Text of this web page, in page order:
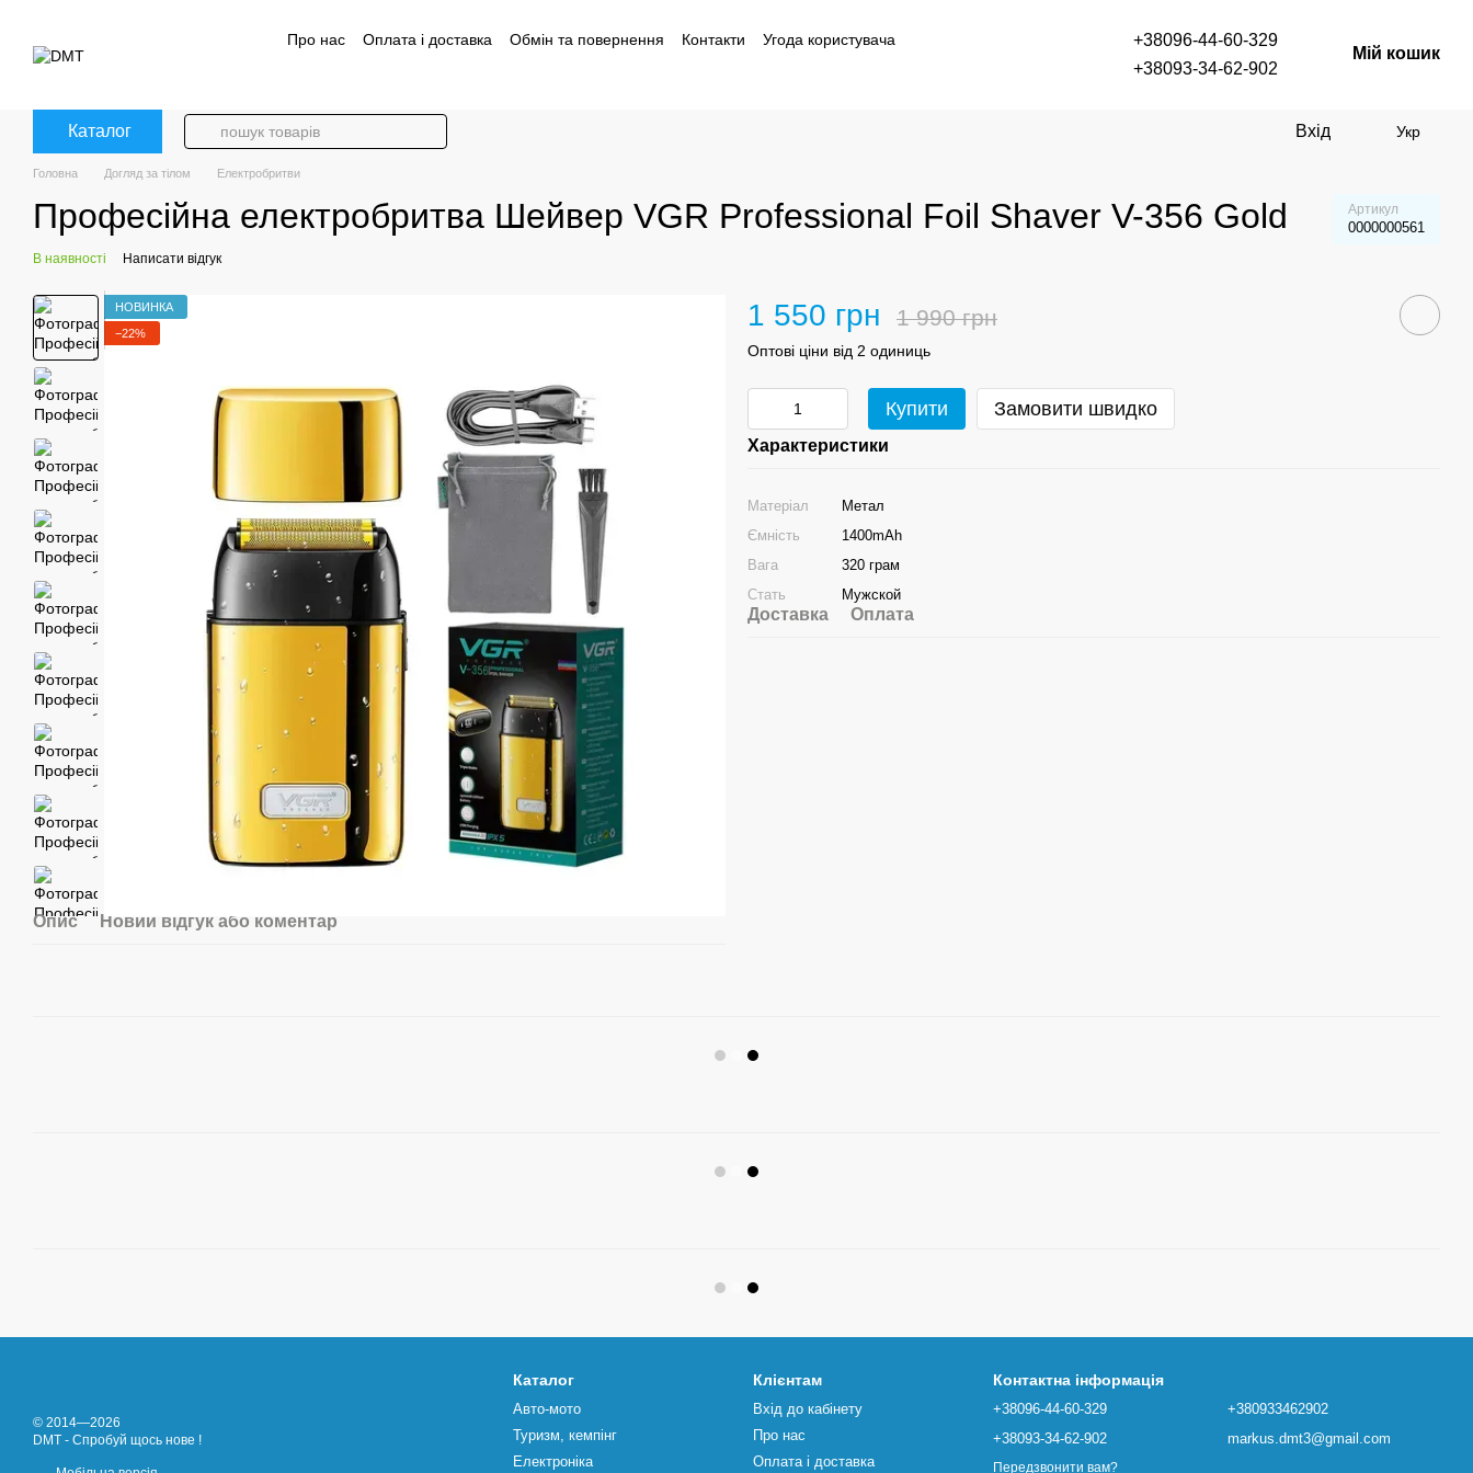
Про нас
Оплата і доставка Обмін та повернення Контакти
Угода користувача
+38096-44-60-329
+38093-34-62-902
Мій кошик
Каталог Вхід Укр
Головна Догляд за тілом Електробритви
Професійна електробритва Шейвер VGR Professional Foil Shaver V-356 Gold Артикул
0000000561
В наявності Написати відгук
НОВИНКА
−22%
Опис Новий відгук або коментар
1 550 грн 1 990 грн
Оптові ціни від 2 одиниць
Купити Замовити швидко
Характеристики
Матеріал
Метал
Ємність
1400mAh
Вага
320 грам
Стать
Мужской
Доставка Оплата
© 2014—2026
DMT - Спробуй щось нове !
Каталог
Авто-мото
Туризм, кемпінг
Електроніка
Клієнтам
Вхід до кабінету
Про нас
Оплата і доставка
Контактна інформація
+38096-44-60-329
+38093-34-62-902
Передзвонити вам?
+380933462902
markus.dmt3@gmail.com